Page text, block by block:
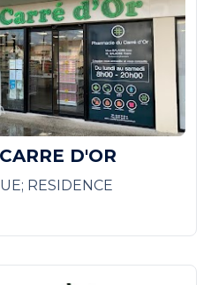
D'OR
RESIDENCE